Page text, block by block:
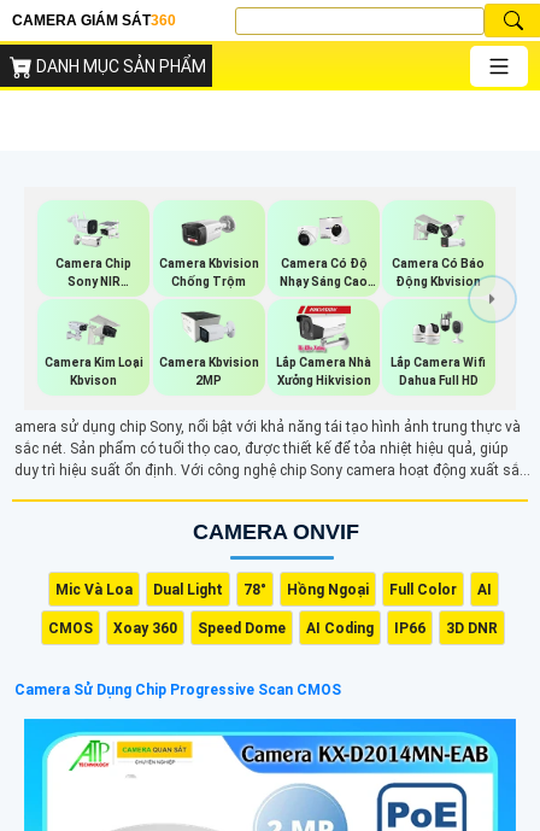
CAMERA GIÁM SÁT360
DANH MỤC SẢN PHẨM
Camera Chip
Sony NIR
KBvision
Camera Kbvision
Chống Trộm
Camera Có Độ
Nhạy Sáng Cao
Kbvision
Camera Có Báo
Động Kbvision
Camera Kim Loại
Kbvison
Camera Kbvision
2MP
Lắp Camera Nhà
Xưởng Hikvision
Lắp Camera Wifi
Dahua Full HD
amera sử dụng chip Sony, nổi bật với khả năng tái tạo hình ảnh trung thực và
sắc nét. Sản phẩm có tuổi thọ cao, được thiết kế để tỏa nhiệt hiệu quả, giúp
duy trì hiệu suất ổn định. Với công nghệ chip Sony camera hoạt động xuất sắc
CAMERA ONVIF
Mic Và Loa Dual Light 78° Hồng Ngoại Full Color AI
CMOS Xoay 360 Speed Dome AI Coding IP66 3D DNR
Camera Sử Dụng Chip Progressive Scan CMOS